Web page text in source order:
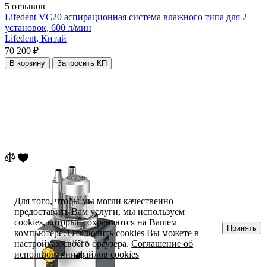
5 отзывов
Lifedent VC20 аспирационная система влажного типа для 2
установок, 600 л/мин
Lifedent, Китай
70 200 ₽
В корзину Запросить КП
Для того, чтобы мы могли качественно
предоставить Вам услуги, мы используем
cookies, которые сохраняются на Вашем
компьютере. Отключить cookies Вы можете в
настройках своего браузера.Соглашение об
использовании файлов cookies
Принять